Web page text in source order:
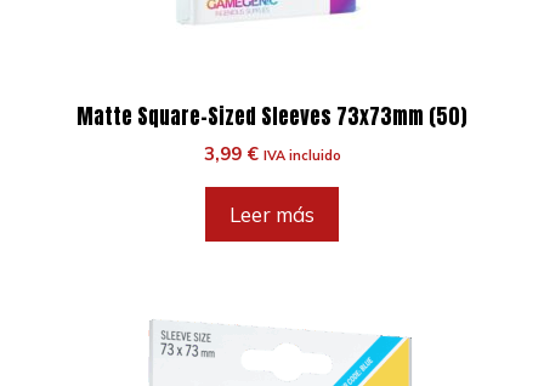
Matte Square-Sized Sleeves 73x73mm (50)
3,99 € IVA incluido
Leer más